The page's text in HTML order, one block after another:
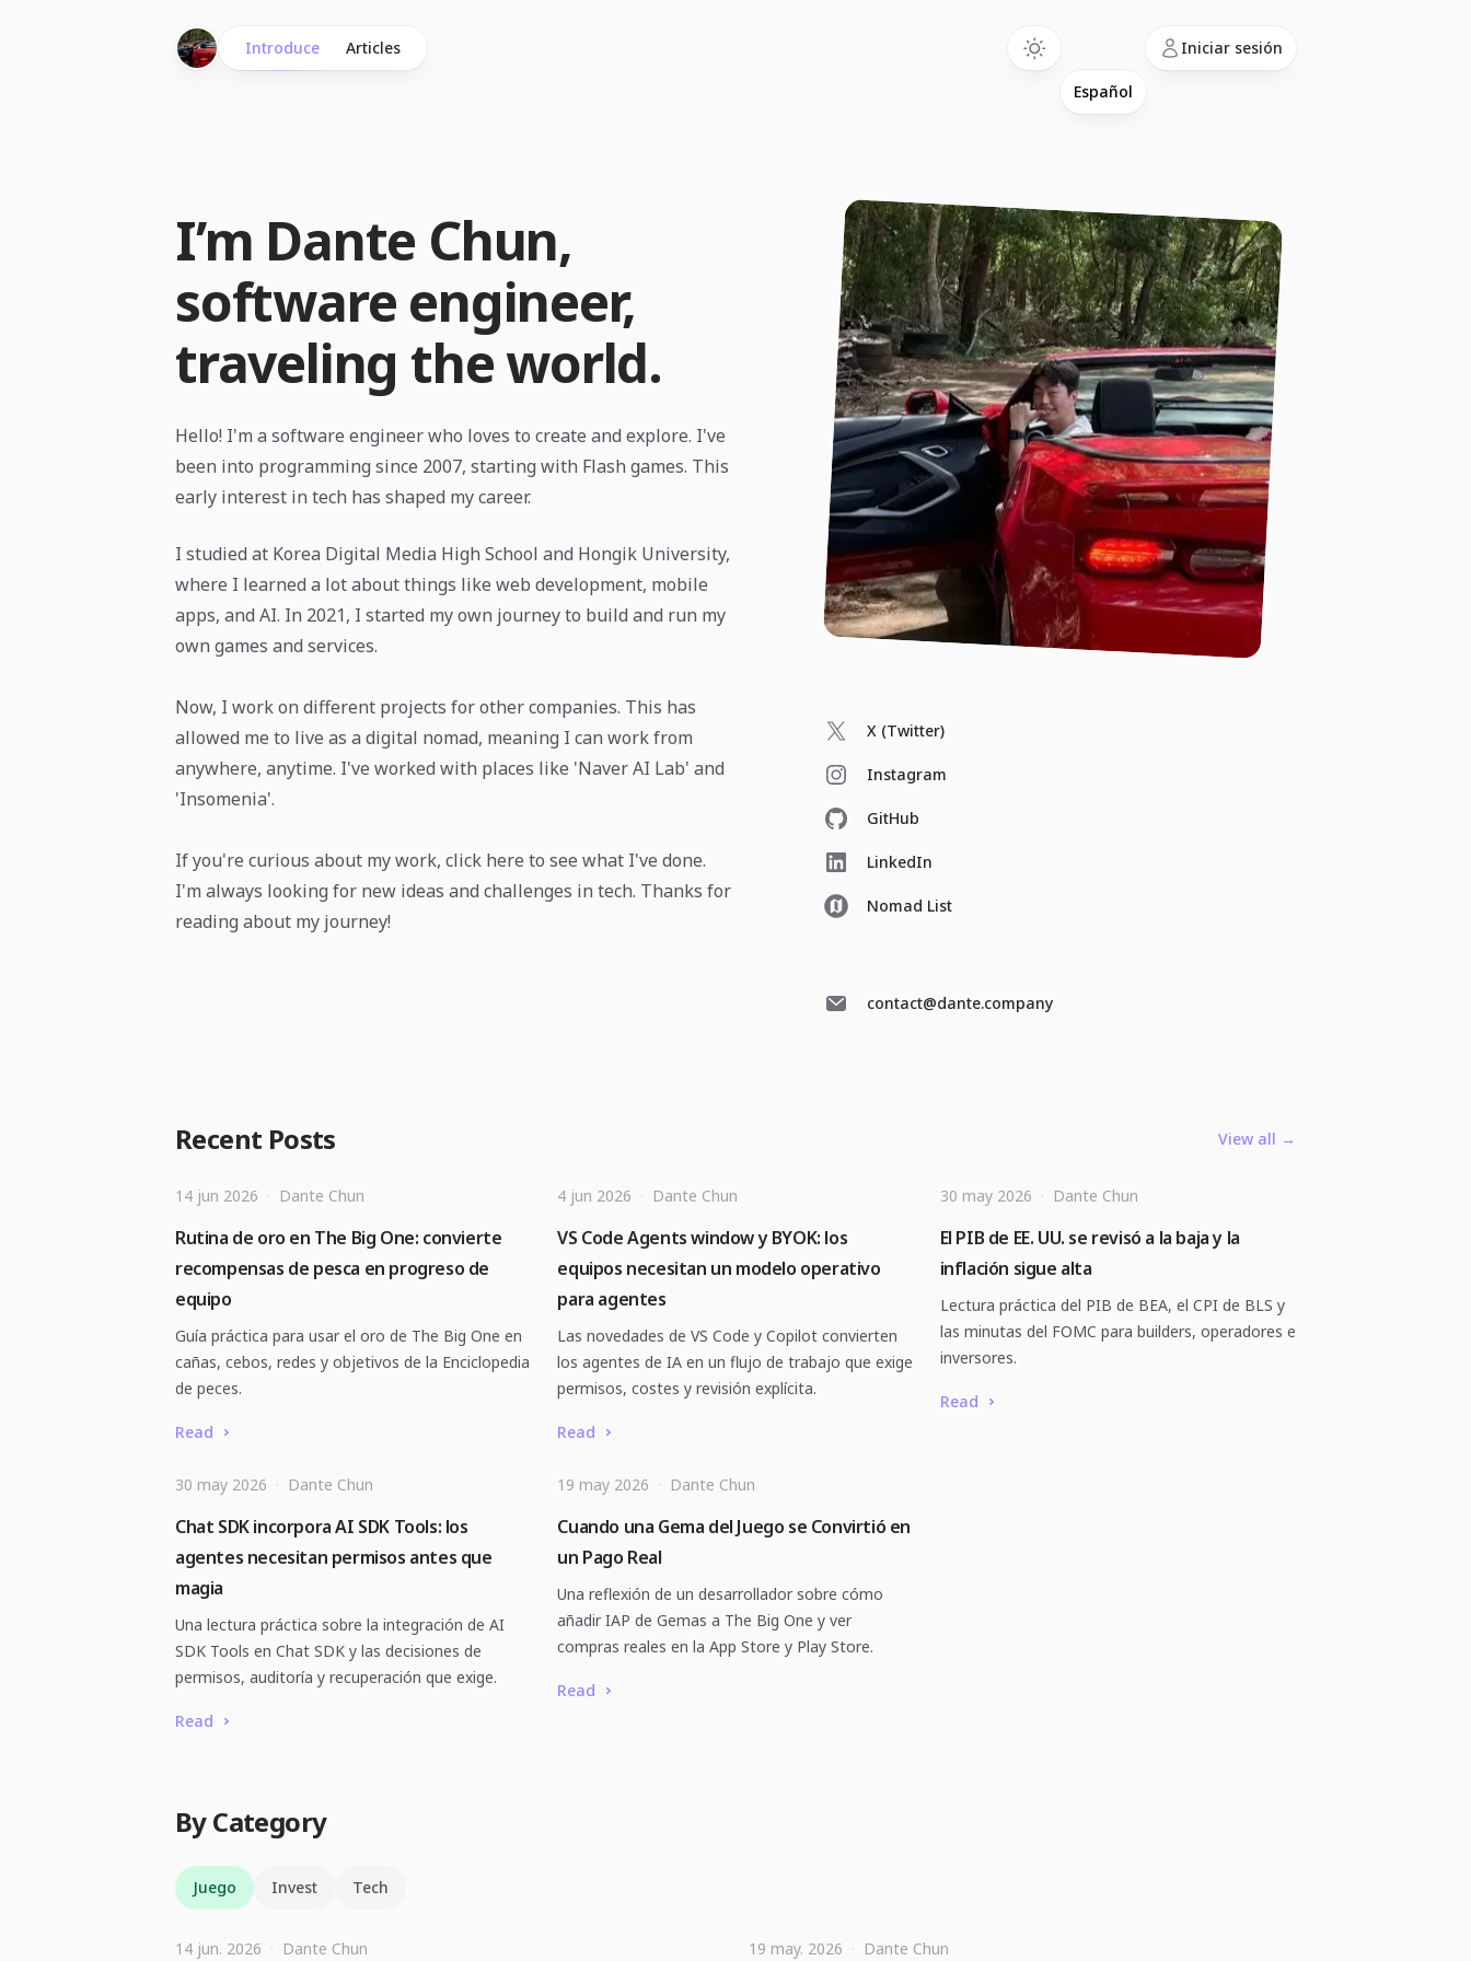
Introduce Articles Iniciar sesión
I’m Dante Chun,
software engineer,
traveling the world.
Hello! I'm a software engineer who loves to create and explore. I've
been into programming since 2007, starting with Flash games. This
early interest in tech has shaped my career.
I studied at Korea Digital Media High School and Hongik University,
where I learned a lot about things like web development, mobile
apps, and AI. In 2021, I started my own journey to build and run my
own games and services.
Now, I work on different projects for other companies. This has
allowed me to live as a digital nomad, meaning I can work from
anywhere, anytime. I've worked with places like 'Naver AI Lab' and
'Insomenia'.
If you're curious about my work, click here to see what I've done.
I'm always looking for new ideas and challenges in tech. Thanks for
reading about my journey!
X (Twitter)
Instagram
GitHub
LinkedIn
Nomad List
contact@dante.company
Recent Posts View all →
Rutina de oro en The Big One: convierte
recompensas de pesca en progreso de
equipo
14 jun 2026 · Dante Chun
Guía práctica para usar el oro de The Big One en
cañas, cebos, redes y objetivos de la Enciclopedia
de peces.
Read
VS Code Agents window y BYOK: los
equipos necesitan un modelo operativo
para agentes
4 jun 2026 · Dante Chun
Las novedades de VS Code y Copilot convierten
los agentes de IA en un flujo de trabajo que exige
permisos, costes y revisión explícita.
Read
El PIB de EE. UU. se revisó a la baja y la
inflación sigue alta
30 may 2026 · Dante Chun
Lectura práctica del PIB de BEA, el CPI de BLS y
las minutas del FOMC para builders, operadores e
inversores.
Read
Chat SDK incorpora AI SDK Tools: los
agentes necesitan permisos antes que
magia
30 may 2026 · Dante Chun
Una lectura práctica sobre la integración de AI
SDK Tools en Chat SDK y las decisiones de
permisos, auditoría y recuperación que exige.
Read
Cuando una Gema del Juego se Convirtió en
un Pago Real
19 may 2026 · Dante Chun
Una reflexión de un desarrollador sobre cómo
añadir IAP de Gemas a The Big One y ver
compras reales en la App Store y Play Store.
Read
By Category
Juego Invest Tech
14 jun. 2026 · Dante Chun 19 may. 2026 · Dante Chun